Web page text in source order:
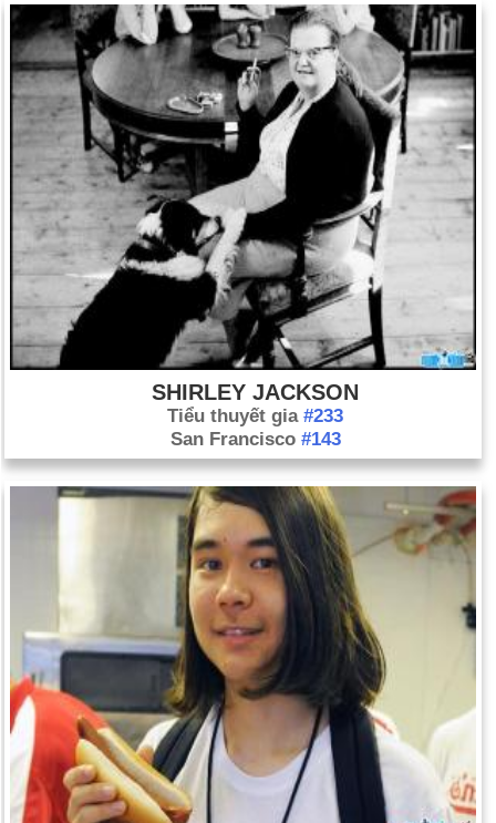
SHIRLEY JACKSON
Tiểu thuyết gia #233
San Francisco #143